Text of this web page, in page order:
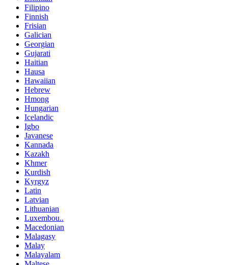
Filipino
Finnish
Frisian
Galician
Georgian
Gujarati
Haitian
Hausa
Hawaiian
Hebrew
Hmong
Hungarian
Icelandic
Igbo
Javanese
Kannada
Kazakh
Khmer
Kurdish
Kyrgyz
Latin
Latvian
Lithuanian
Luxembou..
Macedonian
Malagasy
Malay
Malayalam